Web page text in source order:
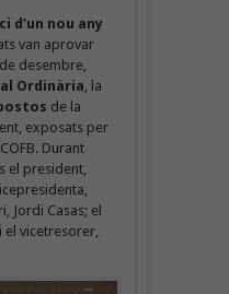
d’un nou any
van aprovar
desembre,
Ordinària , la
de la
exposats per
Durant
el president,
Jordi Casas; el
el vicetresorer,